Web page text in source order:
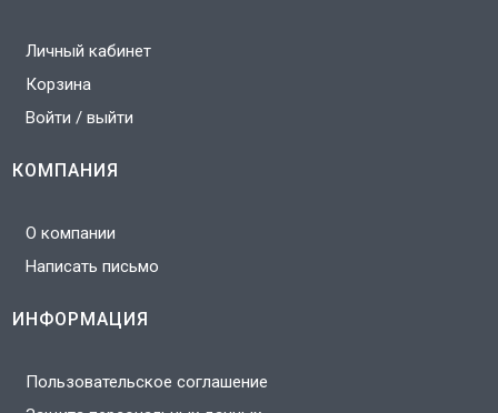
Личный кабинет
Корзина
Войти / выйти
КОМПАНИЯ
О компании
Написать письмо
ИНФОРМАЦИЯ
Пользовательское соглашение